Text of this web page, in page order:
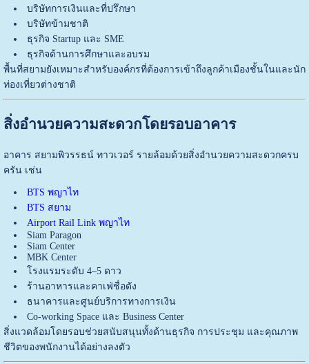
บริษัทการเงินและที่ปรึกษา
บริษัทข้ามชาติ
ธุรกิจ Startup และ SME
ธุรกิจด้านการศึกษาและอบรม
พื้นที่สยามยังเหมาะสำหรับองค์กรที่ต้องการเข้าถึงลูกค้าเมืองชั้นในและนัก
ท่องเที่ยวต่างชาติ
สิ่งอำนวยความสะดวกโดยรอบอาคาร
อาคาร สยามพิวรรธน์ ทาวเวอร์ รายล้อมด้วยสิ่งอำนวยความสะดวกครบ
ครัน เช่น
BTS พญาไท
BTS สยาม
Airport Rail Link พญาไท
Siam Paragon
Siam Center
MBK Center
โรงแรมระดับ 4–5 ดาว
ร้านอาหารและคาเฟ่ชื่อดัง
ธนาคารและศูนย์บริการทางการเงิน
Co-working Space และ Business Center
สิ่งแวดล้อมโดยรอบช่วยสนับสนุนทั้งด้านธุรกิจ การประชุม และคุณภาพ
ชีวิตของพนักงานได้อย่างลงตัว